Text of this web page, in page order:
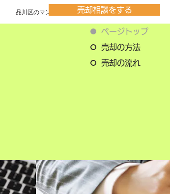
売却相談をする
ページトップ
売却の方法
売却の流れ
品川区のマンション一覧